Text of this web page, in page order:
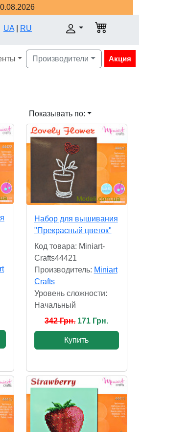
UA RU
Производители Акция
Показывать по:
Набор для вышивания
"Прекрасный цветок"
Код товара: Miniart-
Crafts44421
Производитель: Miniart
Crafts
Уровень сложности:
Начальный
342 Грн. 171 Грн.
Купить